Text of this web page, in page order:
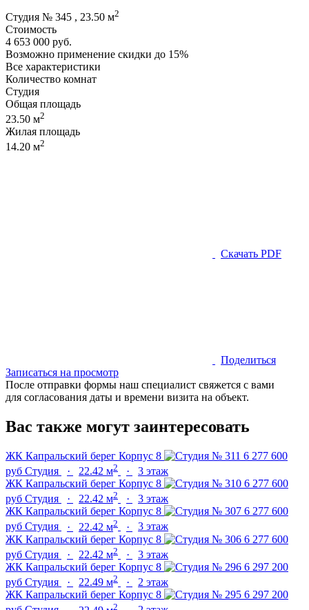
Студия № 345 , 23.50 м2
Стоимость
4 653 000 руб.
Возможно применение скидки до 15%
Все характеристики
Количество комнат
Студия
Общая площадь
23.50 м2
Жилая площадь
14.20 м2
Скачать PDF
Поделиться
Записаться на просмотр
После отправки формы наш специалист свяжется с вами
для согласования даты и времени визита на объект.
Вас также могут заинтересовать
ЖК Капральский берег Корпус 8
6 277 600
руб Студия · 22.42 м2 ·
3 этаж
ЖК Капральский берег Корпус 8
6 277 600
руб Студия · 22.42 м2 ·
3 этаж
ЖК Капральский берег Корпус 8
6 277 600
руб Студия · 22.42 м2 ·
3 этаж
ЖК Капральский берег Корпус 8
6 277 600
руб Студия · 22.42 м2 ·
3 этаж
ЖК Капральский берег Корпус 8
6 297 200
руб Студия · 22.49 м2 ·
2 этаж
ЖК Капральский берег Корпус 8
6 297 200
2